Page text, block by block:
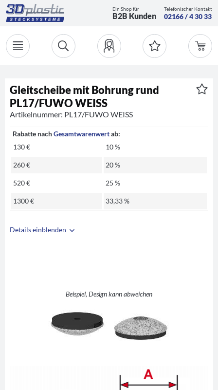
Ein Shop für
B2B Kunden
Telefonischer Kontakt
02166 / 4 30 33
Details einblenden
Beispiel, Design kann abweichen
Gleitscheibe mit Bohrung rund
PL17/FUWO WEISS
Artikelnummer: PL17/FUWO WEISS
Rabatte nachGesamtwarenwertab:
130 €
10 %
260 € 20 %
520 € 25 %
1300 € 33,33 %